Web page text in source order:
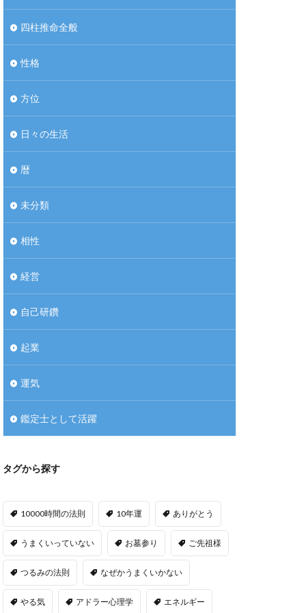
四柱推命全般
性格
方位
日々の生活
暦
未分類
相性
経営
自己研鑽
起業
運気
鑑定士として活躍
タグから探す
10000時間の法則 10年運 ありがとう
うまくいっていない お墓参り ご先祖様
つるみの法則 なぜかうまくいかない
やる気 アドラー心理学 エネルギー